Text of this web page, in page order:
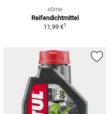
slime
Reifendichtmittel
11,99 €1